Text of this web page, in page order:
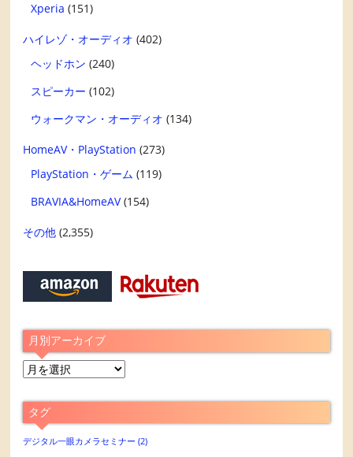
Xperia (151)
ハイレゾ・オーディオ (402)
ヘッドホン (240)
スピーカー (102)
ウォークマン・オーディオ (134)
HomeAV・PlayStation (273)
PlayStation・ゲーム (119)
BRAVIA&HomeAV(154)
その他 (2,355)
月別アーカイブ
月
ア
ー
カ
タグ
デジタル一眼カメラセミナー (2)